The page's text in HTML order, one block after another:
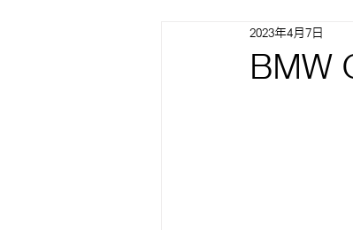
BMW
2023年4月7日